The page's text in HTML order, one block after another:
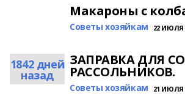
Maкapoны c
Cоветы хозяйкам 22 ИЮЛЯ
1842 дней
назад
ЗАПРАВКА ДЛЯ
РАССОЛЬНИКОВ.
Cоветы хозяйкам 21 ИЮЛЯ